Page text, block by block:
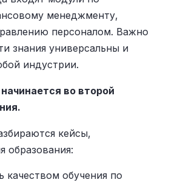
менеджменту,
персоналом. Важно
знания универсальны и
индустрии.
во второй
кейсы,
образования:
качеством обучения по